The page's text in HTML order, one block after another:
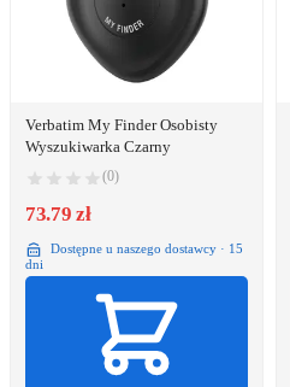
Verbatim My Finder Osobisty
Wyszukiwarka Czarny
(0)
73.79 zł
Dostępne u naszego dostawcy · 15
dni